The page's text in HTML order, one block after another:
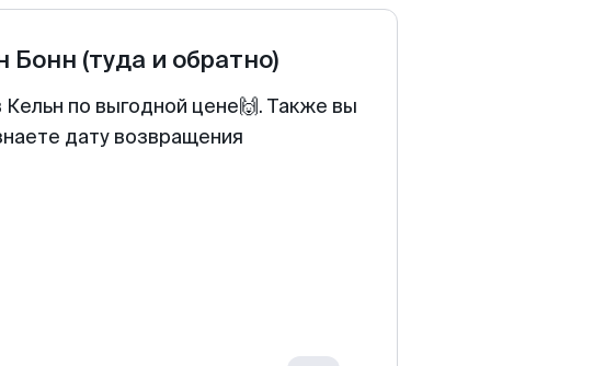
Бонн (туда и обратно)
по выгодной цене🙌. Также вы
дату возвращения